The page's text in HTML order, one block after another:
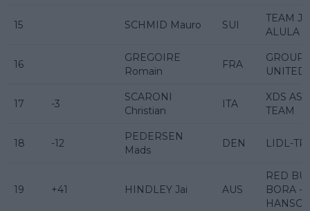
15 SCHMID Mauro SUI
TEAM
ALULA
16
GREGOIRE
Romain
FRA
UNITED
17 -3
SCARONI
Christian
ITA
XDS
TEAM
18 -12
PEDERSEN
Mads
DEN LIDL-
19 +41 HINDLEY Jai AUS
RED
BORA -